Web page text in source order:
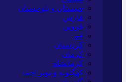
سیستان و بلوچستان
فارس
قزوین
قم
کردستان
کرمان
کرمانشاه
کهگلویه و بویر احمد